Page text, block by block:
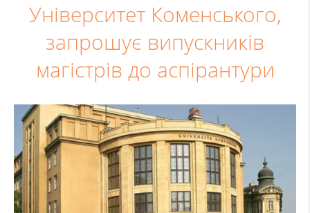
Університет Коменського,
запрошує випускників
магістрів до аспірантури